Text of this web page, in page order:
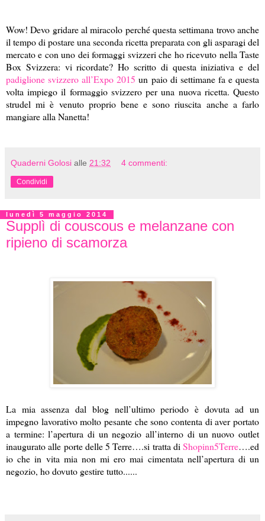
Wow! Devo gridare al miracolo perché questa settimana trovo anche
il tempo di postare una seconda ricetta preparata con gli asparagi del
mercato e con uno dei formaggi svizzeri che ho ricevuto nella Taste
Box Svizzera: vi ricordate? Ho scritto di questa iniziativa e del
padiglione svizzero all’Expo 2015 un paio di settimane fa e questa
volta impiego il formaggio svizzero per una nuova ricetta. Questo
strudel mi è venuto proprio bene e sono riuscita anche a farlo
mangiare alla Nanetta!
Quaderni Golosi alle 21:32 4 commenti:
Condividi
lunedì 5 maggio 2014
Supplì di couscous e melanzane con
ripieno di scamorza
La mia assenza dal blog nell’ultimo periodo è dovuta ad un
impegno lavorativo molto pesante che sono contenta di aver portato
a termine: l’apertura di un negozio all’interno di un nuovo outlet
inaugurato alle porte delle 5 Terre….si tratta di Shopinn5Terre….ed
io che in vita mia non mi ero mai cimentata nell’apertura di un
negozio, ho dovuto gestire tutto......